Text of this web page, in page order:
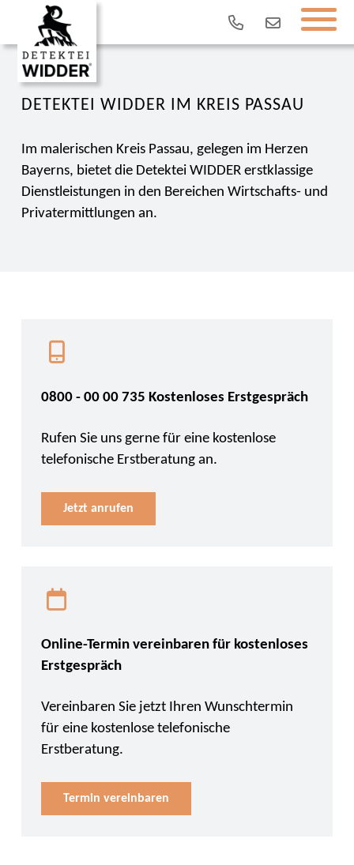
DETEKTEI WIDDER IM KREIS PASSAU
Im malerischen Kreis Passau, gelegen im Herzen
Bayerns, bietet die Detektei WIDDER erstklassige
Dienstleistungen in den Bereichen Wirtschafts- und
Privatermittlungen an.
0800 - 00 00 735 Kostenloses Erstgespräch
Rufen Sie uns gerne für eine kostenlose
telefonische Erstberatung an.
Jetzt anrufen
Online-Termin vereinbaren für kostenloses
Erstgespräch
Vereinbaren Sie jetzt Ihren Wunschtermin
für eine kostenlose telefonische
Erstberatung.
Termin vereinbaren